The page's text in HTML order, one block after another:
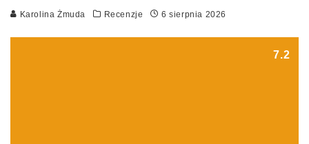
Karolina Żmuda Recenzje 6 sierpnia 2026
7.2